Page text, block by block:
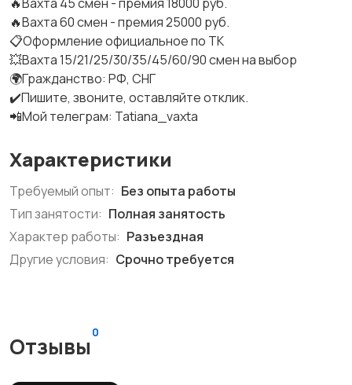
🔥Вахта 60 смен - премия 25000 руб.
📋Оформление официальное по ТК
💥Вахта 15/21/25/30/35/45/60/90 смен на выбор
🌍Гражданство: РФ, СНГ
✔️Пишите, звоните, оставляйте отклик.
📲Мой телеграм: Tatiana_vaxta
Характеристики
Требуемый опыт: Без опыта работы
Тип занятости: Полная занятость
Характер работы: Разъездная
Другие условия: Срочно требуется
Отзывы
0